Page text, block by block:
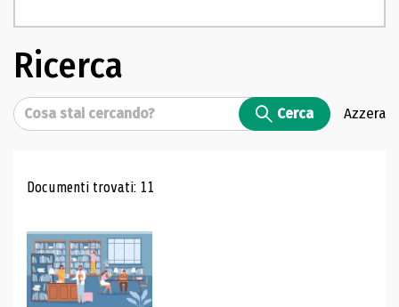
Ricerca
Cerca Cerca Azzera
Risultati di ricerca
Documenti trovati: 11